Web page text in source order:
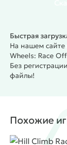
Быстрая
На нашем
Wheels: Race
Без
файлы!
Похожие